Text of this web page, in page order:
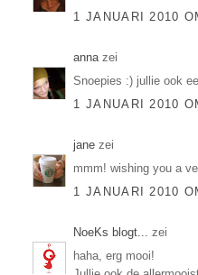
1 JANUARI 2010
anna zei
Snoepies :) jullie ook
1 JANUARI 2010
jane zei
mmm! wishing you a
1 JANUARI 2010
NoeKs blogt...
zei
haha, erg mooi!